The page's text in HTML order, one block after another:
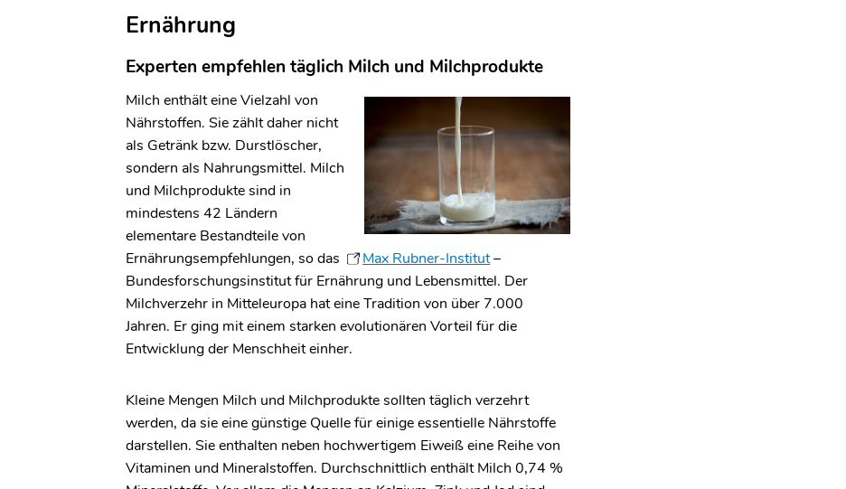
Ernährung
Experten empfehlen täglich Milch und Milchprodukte
Milch enthält eine Vielzahl von
Nährstoffen. Sie zählt daher nicht
als Getränk bzw. Durstlöscher,
sondern als Nahrungsmittel. Milch
und Milchprodukte sind in
mindestens 42 Ländern
elementare Bestandteile von
Ernährungsempfehlungen, so das
Max Rubner-Institut–
Bundesforschungsinstitut für Ernährung und Lebensmittel. Der
Milchverzehr in Mitteleuropa hat eine Tradition von über 7.000
Jahren. Er ging mit einem starken evolutionären Vorteil für die
Entwicklung der Menschheit einher.
Kleine Mengen Milch und Milchprodukte sollten täglich verzehrt
werden, da sie eine günstige Quelle für einige essentielle Nährstoffe
darstellen. Sie enthalten neben hochwertigem Eiweiß eine Reihe von
Vitaminen und Mineralstoffen. Durchschnittlich enthält Milch 0,74 %